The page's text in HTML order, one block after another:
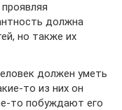
должна
но также их
должен уметь
то из них он
то побуждают его